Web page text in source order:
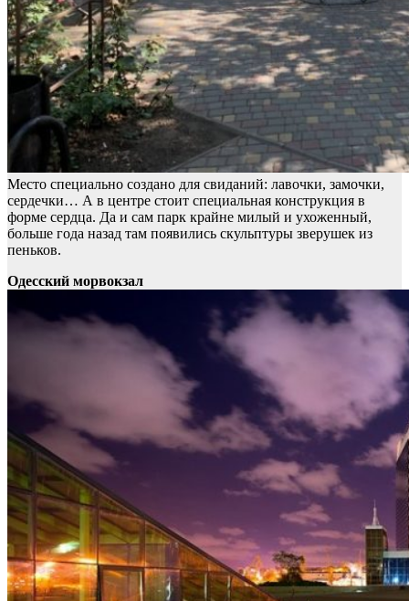
Место специально создано для свиданий: лавочки, замочки,
сердечки… А в центре стоит специальная конструкция в
форме сердца. Да и сам парк крайне милый и ухоженный,
больше года назад там появились скульптуры зверушек из
пеньков.
Одесский морвокзал